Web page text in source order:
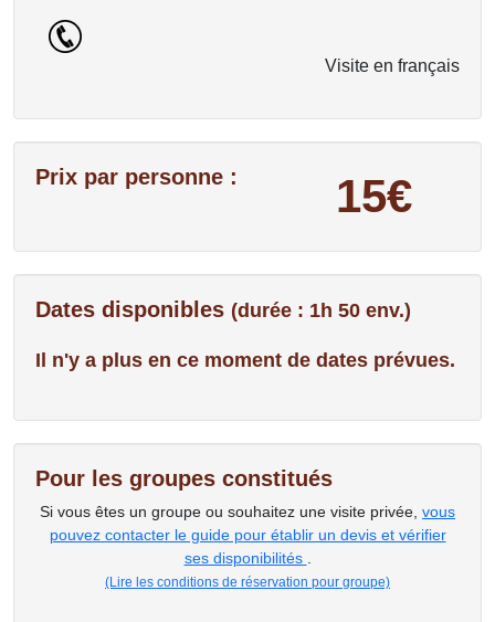
Visite en français
Prix par personne : 15€
Dates disponibles (durée : 1h 50 env.)
Il n'y a plus en ce moment de dates prévues.
Pour les groupes constitués
Si vous êtes un groupe ou souhaitez une visite privée, vous
pouvez contacter le guide pour établir un devis et vérifier
ses disponibilités
(Lire les conditions de réservation pour groupe)